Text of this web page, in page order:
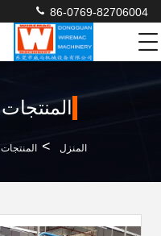
86-0769-82706004
المنتجات
المنزل > المنتجات